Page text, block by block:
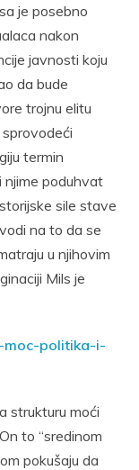
je posebno
nakon
javnosti koju
da bude
trojnu elitu
termin
njime poduhvat
sile stave
na to da se
u njihovim
Mils je
moc-politika-i-
strukturu moći
to “sredinom
pokušaju da